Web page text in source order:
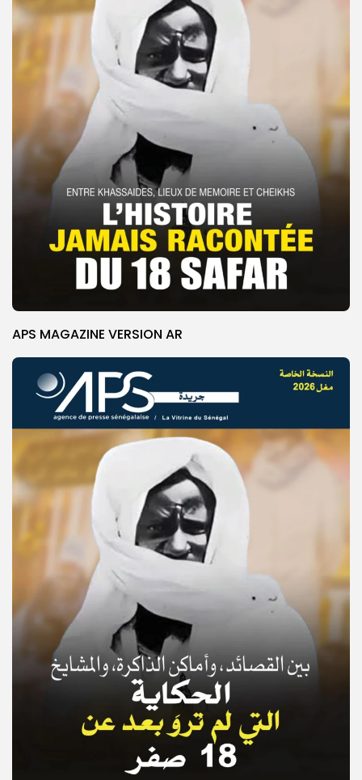
© Copyright 2025, APS
APS MAGAZINE VERSION AR